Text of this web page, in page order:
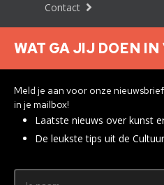
Contact
Nieuwsbrief
Privacyverklaring
WAT GA JIJ DOEN
Meld je aan voor onze
in je mailbox!
Laatste nieuws over kunst
De leukste tips uit de